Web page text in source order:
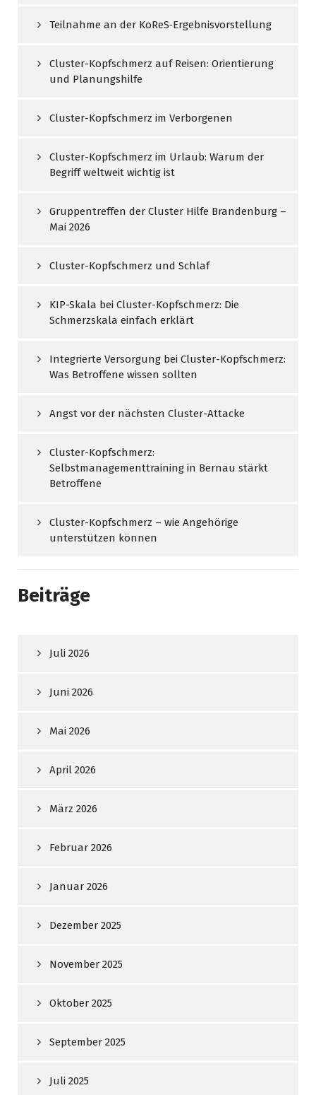
Teilnahme an der KoReS‑Ergebnisvorstellung
Cluster-Kopfschmerz auf Reisen: Orientierung
und Planungshilfe
Cluster-Kopfschmerz im Verborgenen
Cluster-Kopfschmerz im Urlaub: Warum der
Begriff weltweit wichtig ist
Gruppentreffen der Cluster Hilfe Brandenburg –
Mai 2026
Cluster-Kopfschmerz und Schlaf
KIP-Skala bei Cluster-Kopfschmerz: Die
Schmerzskala einfach erklärt
Integrierte Versorgung bei Cluster-Kopfschmerz:
Was Betroffene wissen sollten
Angst vor der nächsten Cluster-Attacke
Cluster-Kopfschmerz:
Selbstmanagementtraining in Bernau stärkt
Betroffene
Cluster-Kopfschmerz – wie Angehörige
unterstützen können
Beiträge
Juli 2026
Juni 2026
Mai 2026
April 2026
März 2026
Februar 2026
Januar 2026
Dezember 2025
November 2025
Oktober 2025
September 2025
Juli 2025